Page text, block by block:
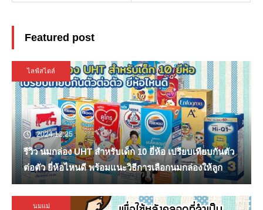
Featured post
ไลฟ์สไตล์
2024.12.25
รีวิว นมกล่อง UHT สำหรับเด็ก 10 ยี่ห้อ เปรียบเทียบกันตัว
ต่อตัว ยี่ห้อไหนดี พร้อมแนะวิธีการเลือกนมกล่องให้ลูก
นมแม่